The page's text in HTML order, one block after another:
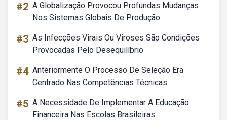
#2 A Globalização Provocou Profundas Mudanças
Nos Sistemas Globais De Produção.
#3 As Infecções Virais Ou Viroses São Condições
Provocadas Pelo Desequilíbrio
#4 Anteriormente O Processo De Seleção Era
Centrado Nas Competências Técnicas
#5 A Necessidade De Implementar A Educação
Financeira Nas Escolas Brasileiras